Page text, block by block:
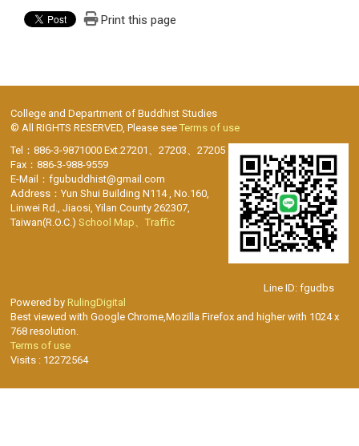
Print this page
College and Department of Buddhist Studies
© All RIGHTS RESERVED, Please see Terms of use
Tel：886-3-9871000 Ext.27201、27203、27205
Fax：886-3-988-9559
E-Mail：fgubuddhist@gmail.com
Address：Yun Shui Building N114 , No.160,
Linwei Rd., Jiaosi, Yilan County 262307,
Taiwan(R.O.C.) School Map、Traffic
Line ID: fgudbs
Powered by RulingDigital
Best viewed with Google Chrome,Mozilla Firefox and higher with 1024 x
768 resolution.
Terms of use
Visits : 12272564